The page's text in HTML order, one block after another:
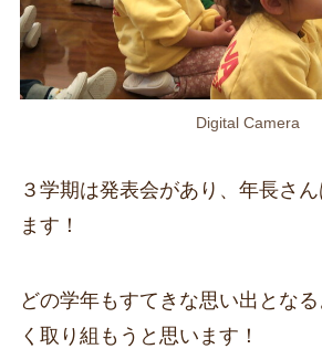
Digital Camera
３学期は発表会があり、年長さ
ます！
どの学年もすてきな思い出とな
く取り組もうと思います！